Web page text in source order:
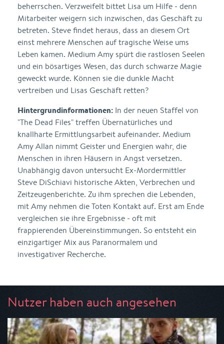
beherrschen. Verzweifelt bittet Lisa um Hilfe - denn
Mitarbeiter weigern sich inzwischen, das Geschäft zu
betreten. Steve findet heraus, dass an diesem Ort
einst mehrere Menschen auf tragische Weise ums
Leben kamen. Medium Amy spürt die rastlosen Seelen
und ein bösartiges Wesen, das durch schwarze Magie
geweckt wurde. Können sie die dunkle Macht
vertreiben und Lisas Geschäft retten?
Hintergrundinformationen: In der neuen Staffel von
"The Dead Files" treffen Übernatürliches und
knallharte Ermittlungsarbeit aufeinander. Medium
Amy Allan nimmt Geister und Energien wahr, die
Menschen in ihren Häusern in Angst versetzen.
Unabhängig davon untersucht Ex-Mordermittler
Steve DiSchiavi historische Akten, Verbrechen und
Zeitzeugenberichte. Zu ihm sprechen die Lebenden,
mit Amy nehmen die Toten Kontakt auf. Erst am Ende
vergleichen sie ihre Ergebnisse - oft mit
frappierenden Übereinstimmungen. So entsteht ein
einzigartiger Mix aus Paranormalem und
investigativer Recherche.
Nutzer haben auch angesehen